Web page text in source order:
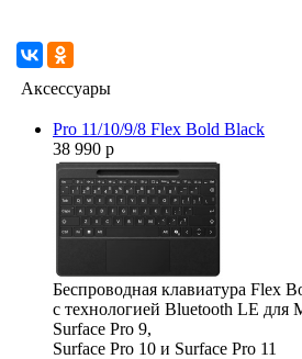
Аксессуары
Pro 11/10/9/8 Flex Bold Black
38 990 р
Беспроводная клавиатура Flex
с технологией Bluetooth LE для
Surface Pro 9,
Surface Pro 10 и Surface Pro 11